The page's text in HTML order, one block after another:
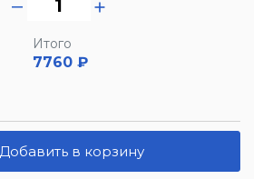
Итого
7760 ₽
Добавить в корзину